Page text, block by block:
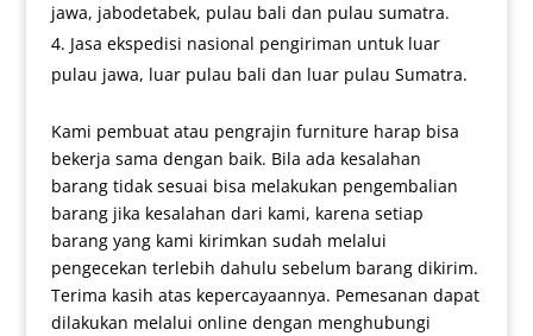
jawa, jabodetabek, pulau bali dan pulau sumatra.
Jasa ekspedisi nasional pengiriman untuk luar
pulau jawa, luar pulau bali dan luar pulau Sumatra.
Kami pembuat atau pengrajin furniture harap bisa
bekerja sama dengan baik. Bila ada kesalahan
barang tidak sesuai bisa melakukan pengembalian
barang jika kesalahan dari kami, karena setiap
barang yang kami kirimkan sudah melalui
pengecekan terlebih dahulu sebelum barang dikirim.
Terima kasih atas kepercayaannya. Pemesanan dapat
dilakukan melalui online dengan menghubungi